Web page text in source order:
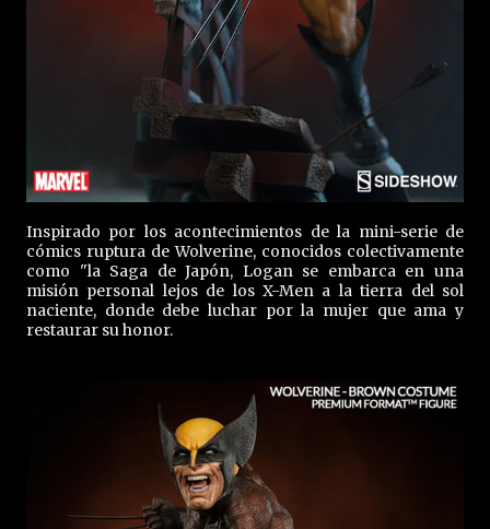
Inspirado por los acontecimientos de la mini-serie de
cómics ruptura de Wolverine, conocidos colectivamente
como "la Saga de Japón, Logan se embarca en una
misión personal lejos de los X-Men a la tierra del sol
naciente, donde debe luchar por la mujer que ama y
restaurar su honor.